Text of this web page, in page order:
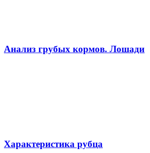
Анализ грубых кормов. Лошади
Характеристика рубца